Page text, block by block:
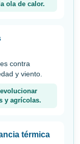
ola de calor.
contra
y viento.
y agrícolas.
térmica